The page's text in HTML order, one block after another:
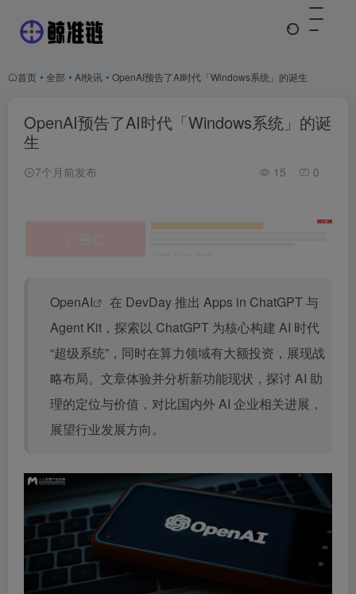
首页 • 全部 • AI快讯 • OpenAI预告了AI时代「Windows系统」的诞生
OpenAI预告了AI时代「Windows系统」的诞
生
7个月前发布 15 0
OpenAI
在 DevDay 推出 Apps in ChatGPT 与
Agent Kit，探索以 ChatGPT 为核心构建 AI 时代
“超级系统”，同时在算力领域有大额投资，展现战
略布局。文章体验并分析新功能现状，探讨 AI 助
理的定位与价值，对比国内外 AI 企业相关进展，
展望行业发展方向。